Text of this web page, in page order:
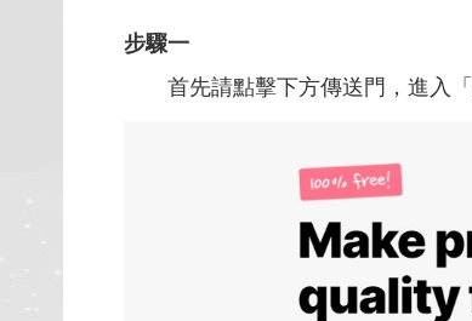
步驟一
首先請點擊下方傳送門，進入「